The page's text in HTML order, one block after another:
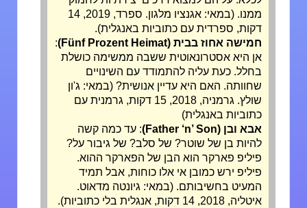
ממנו. (במאי: אגנציו מלגון. ספרד, 2019, 14
דקות, ספרדית עם כתוביות באנגלית).
חמישה אחוז בבית (Fünf Prozent Heimat)
:
אן היא אסטרונאוטית ששבה ממשימה כושלת
בחלל. כעת עליה להתמודד עם השינויים
שחוותה. האם היא עדיין אנושית? (במאי: ג'ון
שולץ. גרמניה, 2018, 15 דקות, גרמנית עם
כתוביות באנגלית)
אבא ובן (Father ‘n’ Son)
: עד כמה קשה
להיות בן של שוטר? של סלב? של גיבור על?
פיליפ פארקר הוא הבן של הפארקר ההוא.
פיליפ ירש כמובן אי אלו כוחות, אבל תמיד
המעיט בחשיבותם. (במאי: גיונטה מדאוט.
איטליה, 2018, 14 דקות, אנגלית בלי כתוביות).